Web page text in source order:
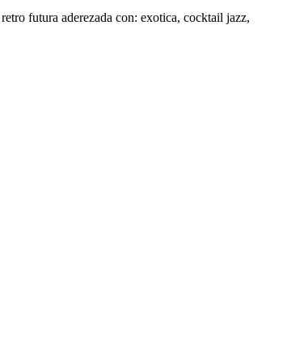
futura aderezada con: exotica, cocktail jazz,